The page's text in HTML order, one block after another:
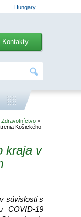
Hungary
Kontakty
Zdravotníctvo >
Košického
kraja v
súvislosti s
COVID-19